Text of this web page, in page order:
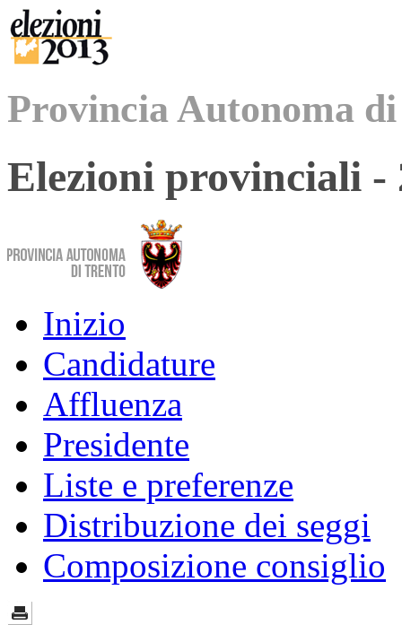
Provincia Autonoma
Elezioni provinciali -
Inizio
Candidature
Affluenza
Presidente
Liste e preferenze
Distribuzione dei seggi
Composizione consiglio